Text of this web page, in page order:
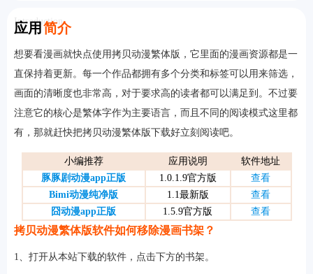
应用 简介
Introduction
想要看漫画就快点使用拷贝动漫繁体版，它里面的漫画资源都是一
直保持着更新。每一个作品都拥有多个分类和标签可以用来筛选，
画面的清晰度也非常高，对于要求高的读者都可以满足到。不过要
注意它的核心是繁体字作为主要语言，而且不同的阅读模式这里都
有，那就赶快把拷贝动漫繁体版下载好立刻阅读吧。
小编推荐 应用说明
软件地址
豚豚剧动漫app正版
1.0.1.9官方版
查看
Bimi动漫纯净版
1.1最新版
查看
囧动漫app正版
1.5.9官方版 查看
拷贝动漫繁体版软件如何移除漫画书架？
1、打开从本站下载的软件，点击下方的书架。